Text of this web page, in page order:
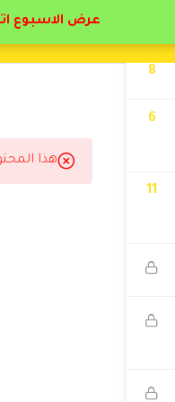
8
6
11
هذا
عرض الاسبوع اتعلم ب 75% خصم :